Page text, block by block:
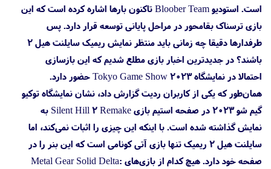
است. استودیو Bloober Team تاکنون بارها اشاره کرده است که این
بازی ترسناک بقامحور در مراحل پایانی توسعه قرار دارد. پس
طرفدارها دقیقا چه زمانی باید منتظر نمایش ریمیک سایلنت هیل ۲
باشند؟ در جدیدترین اخبار بازی مطلع شدیم که این بازسازی
احتمالا در نمایشگاه Tokyo Game Show 2023 حضور دارد.
همان‌طور که یکی از کاربران ردیت گزارش داد، نشان نمایشگاه توکیو
گیم شو ۲۰۲۳ در صفحه استیم بازی Silent Hill 2 Remake به
نمایش گذاشته شده است. با اینکه این چیزی را اثبات نمی‌کند، اما
سایلنت هیل ۲ ریمیک تنها بازی آتی کونامی است که این بنر را در
صفحه خود دارد. هیچ کدام از بازی‌های Metal Gear Solid Delta: